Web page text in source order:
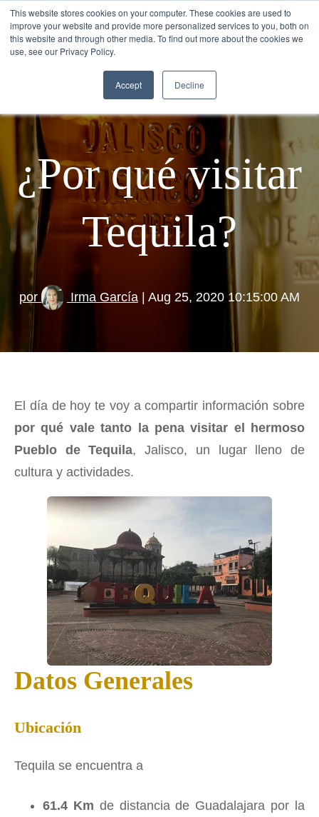
This website stores cookies on your computer. These cookies are used to
improve your website and provide more personalized services to you, both on
this website and through other media. To find out more about the cookies we
use, see our Privacy Policy.
Accept Decline
¿Por qué visitar
Tequila?
por Irma García| Aug 25, 2020 10:15:00 AM
El día de hoy te voy a compartir información sobre
por qué vale tanto la pena visitar el hermoso
Pueblo de Tequila, Jalisco, un lugar lleno de
cultura y actividades.
Datos Generales
Ubicación
Tequila se encuentra a
61.4 Km de distancia de Guadalajara por la